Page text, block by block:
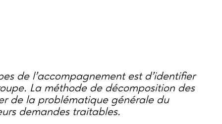
de l’accompagnement est d’identifier
La méthode de décomposition des
de la problématique générale du
demandes traitables.